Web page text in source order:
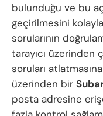
bulunduğu ve bu
geçirilmesini
sorularının
tarayıcı üzerinden
soruları
üzerinden bir
posta adresine